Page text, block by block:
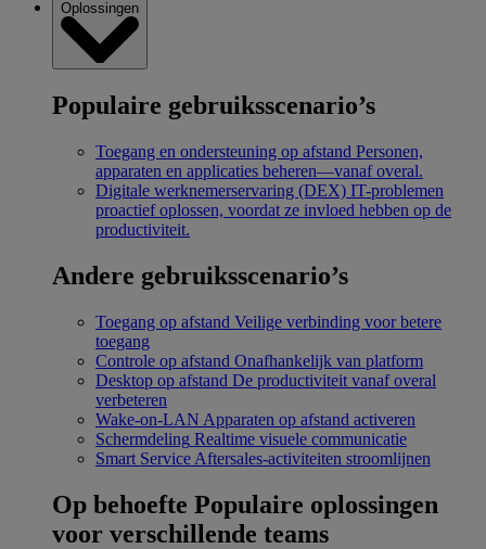
Oplossingen
Populaire gebruiksscenario’s
Toegang en ondersteuning op afstand Personen,
apparaten en applicaties beheren—vanaf overal.
Digitale werknemerservaring (DEX) IT-problemen
proactief oplossen, voordat ze invloed hebben op de
productiviteit.
Andere gebruiksscenario’s
Toegang op afstand Veilige verbinding voor betere
toegang
Controle op afstand Onafhankelijk van platform
Desktop op afstand De productiviteit vanaf overal
verbeteren
Wake-on-LAN Apparaten op afstand activeren
Schermdeling Realtime visuele communicatie
Smart Service Aftersales-activiteiten stroomlijnen
Op behoefte Populaire oplossingen
voor verschillende teams